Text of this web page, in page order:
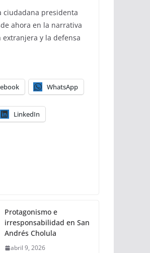
ciudadana presidenta
ahora en la narrativa
y la defensa
WhatsApp
LinkedIn
Protagonismo e
irresponsabilidad en San
Andrés Cholula
abril 9, 2026